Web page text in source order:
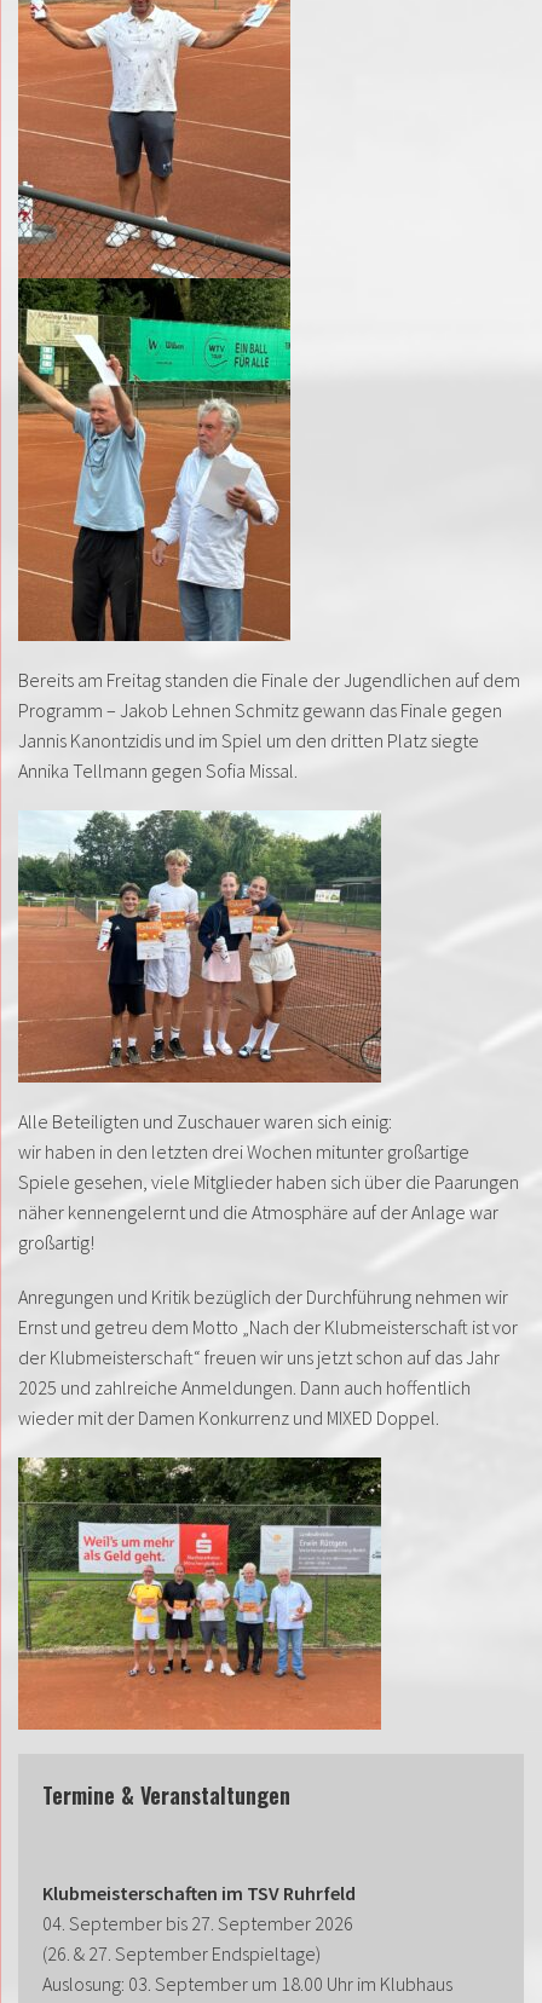
Bereits am Freitag standen die Finale der Jugendlichen auf dem
Programm – Jakob Lehnen Schmitz gewann das Finale gegen
Jannis Kanontzidis und im Spiel um den dritten Platz siegte
Annika Tellmann gegen Sofia Missal.
Alle Beteiligten und Zuschauer waren sich einig:
wir haben in den letzten drei Wochen mitunter großartige
Spiele gesehen, viele Mitglieder haben sich über die Paarungen
näher kennengelernt und die Atmosphäre auf der Anlage war
großartig!
Anregungen und Kritik bezüglich der Durchführung nehmen wir
Ernst und getreu dem Motto „Nach der Klubmeisterschaft ist vor
der Klubmeisterschaft“ freuen wir uns jetzt schon auf das Jahr
2025 und zahlreiche Anmeldungen. Dann auch hoffentlich
wieder mit der Damen Konkurrenz und MIXED Doppel.
Termine & Veranstaltungen
Klubmeisterschaften im TSV Ruhrfeld
04. September bis 27. September 2026
(26. & 27. September Endspieltage)
Auslosung: 03. September um 18.00 Uhr im Klubhaus